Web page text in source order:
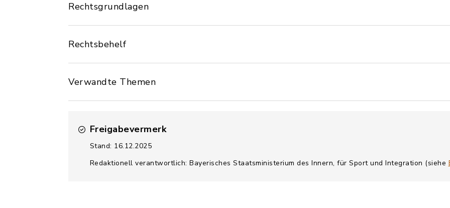
Rechtsgrundlagen
Rechtsbehelf
Verwandte Themen
Freigabevermerk
Stand: 16.12.2025
Redaktionell verantwortlich: Bayerisches Staatsministerium des Innern, für Sport und Integration (siehe